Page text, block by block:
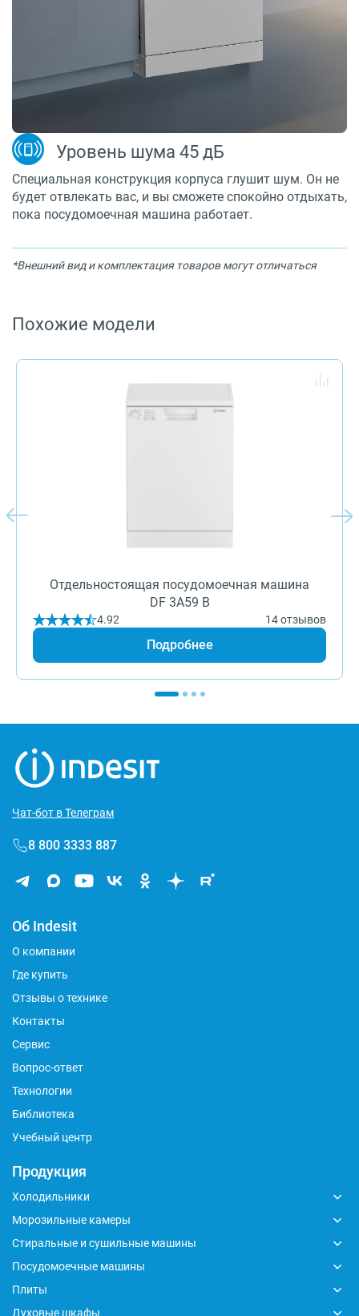
Уровень шума 45 дБ
Специальная конструкция корпуса глушит шум. Он не
будет отвлекать вас, и вы сможете спокойно отдыхать,
пока посудомоечная машина работает.
*Внешний вид и комплектация товаров могут отличаться
Похожие модели
Отдельностоящая посудомоечная машина
DF 3A59 B
4.92 14 отзывов
Подробнее
Чат-бот в Телеграм
8 800 3333 887
Об Indesit
О компании
Где купить
Отзывы о технике
Контакты
Сервис
Вопрос-ответ
Технологии
Библиотека
Учебный центр
Продукция
Холодильники
Морозильные камеры
Стиральные и сушильные машины
Посудомоечные машины
Плиты
Духовые шкафы